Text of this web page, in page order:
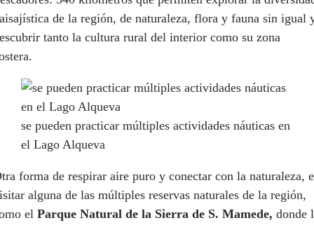
de la región, de naturaleza, flora y fauna sin igual
tanto la cultura rural del interior como su zona
se pueden practicar múltiples actividades náuticas en
el Lago Alqueva
forma de respirar aire puro y conectar con la naturaleza,
alguna de las múltiples reservas naturales de la región,
el Parque Natural de la Sierra de S. Mamede, donde